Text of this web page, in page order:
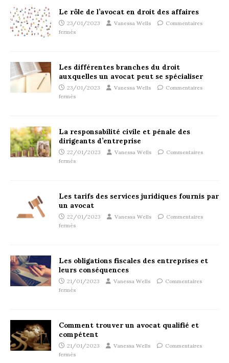
Le rôle de l’avocat en droit des affaires
23/01/2023 Vanessa Wells Commentaires
fermés
Les différentes branches du droit
auxquelles un avocat peut se spécialiser
23/01/2023 Vanessa Wells Commentaires
fermés
La responsabilité civile et pénale des
dirigeants d’entreprise
22/01/2023 Vanessa Wells Commentaires
fermés
Les tarifs des services juridiques fournis par
un avocat
22/01/2023 Vanessa Wells Commentaires
fermés
Les obligations fiscales des entreprises et
leurs conséquences
21/01/2023 Vanessa Wells Commentaires
fermés
Comment trouver un avocat qualifié et
compétent
21/01/2023 Vanessa Wells Commentaires
fermés